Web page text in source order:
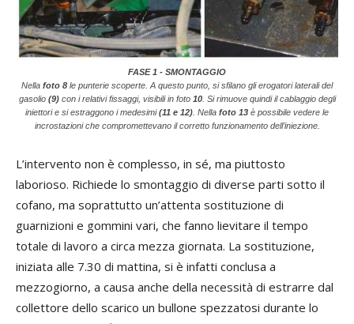
FASE 1 - SMONTAGGIO
Nella foto 8 le punterie scoperte. A questo punto, si sfilano gli erogatori laterali del
gasolio (9)con i relativi fissaggi, visibili in foto 10. Si rimuove quindi il cablaggio degli
iniettori e si estraggono i medesimi(11 e 12) . Nella foto 13 è possibile vedere le
incrostazioni che compromettevano il corretto funzionamento dell’iniezione.
L’intervento non è complesso, in sé, ma piuttosto
laborioso. Richiede lo smontaggio di diverse parti sotto il
cofano, ma soprattutto un’attenta sostituzione di
guarnizioni e gommini vari, che fanno lievitare il tempo
totale di lavoro a circa mezza giornata. La sostituzione,
iniziata alle 7.30 di mattina, si è infatti conclusa a
mezzogiorno, a causa anche della necessità di estrarre dal
collettore dello scarico un bullone spezzatosi durante lo